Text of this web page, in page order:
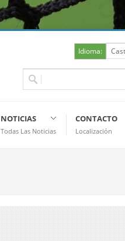
Idioma:
NOTICIAS
Todas Las Noticias
CONTACTO
Localización